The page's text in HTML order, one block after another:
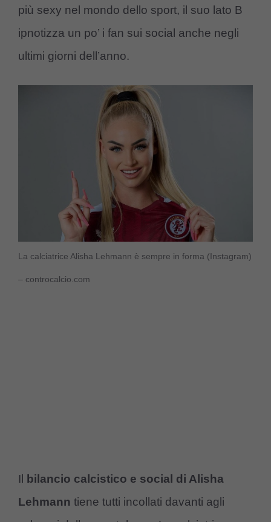
più sexy nel mondo dello sport, il suo lato B
ipnotizza un po’ i fan sui social anche negli
ultimi giorni dell’anno.
La calciatrice Alisha Lehmann è sempre in forma (Instagram)
– controcalcio.com
Il
bilancio calcistico e social di Alisha
Lehmann tiene tutti incollati davanti agli